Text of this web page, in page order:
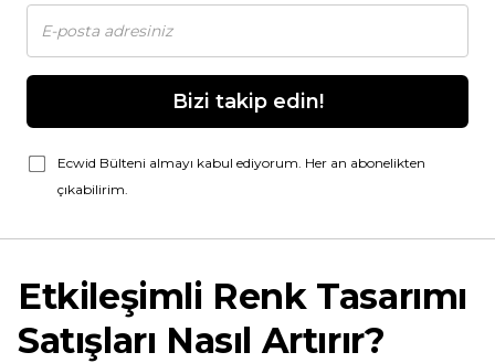
Bizi takip edin!
Ecwid Bülteni almayı kabul ediyorum. Her an abonelikten
çıkabilirim.
Etkileşimli Renk Tasarımı
Satışları Nasıl Artırır?